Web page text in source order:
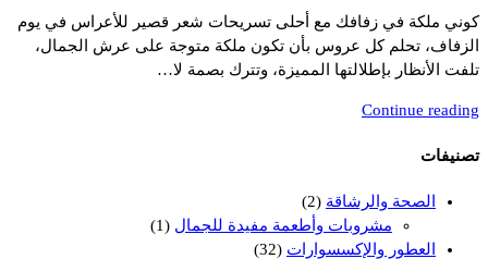
كوني ملكة في زفافك مع أحلى تسريحات شعر قصير للأعراس في يوم
الزفاف، تحلم كل عروس بأن تكون ملكة متوجة على عرش الجمال،
تلفت الأنظار بإطلالتها المميزة، وتترك بصمة لا…
Continue reading
تصنيفات
الصحة والرشاقة (2)
مشروبات وأطعمة مفيدة للجمال (1)
العطور والإكسسوارات (32)